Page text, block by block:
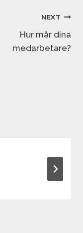
NEXT
Hur mår dina
medarbetare?